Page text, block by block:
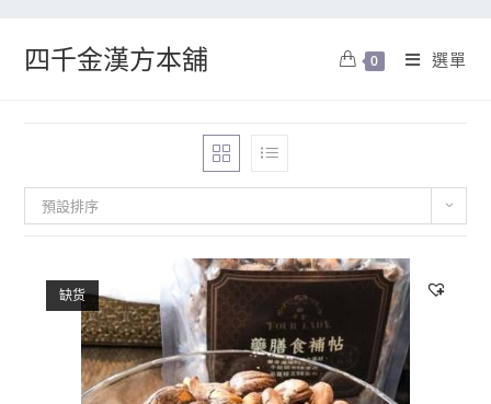
四千金漢方本舖 0 選單
預設排序
缺货